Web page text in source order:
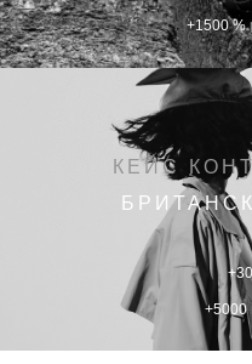
+1500 %
КЕЙС
+5000